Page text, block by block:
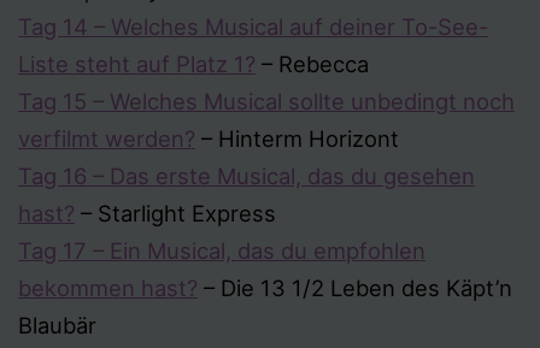
Tag 14 – Welches Musical auf deiner To-See-
Liste steht auf Platz 1? – Rebecca
Tag 15 – Welches Musical sollte unbedingt noch
verfilmt werden? – Hinterm Horizont
Tag 16 – Das erste Musical, das du gesehen
hast? – Starlight Express
Tag 17 – Ein Musical, das du empfohlen
bekommen hast? – Die 13 1/2 Leben des Käpt’n
Blaubär